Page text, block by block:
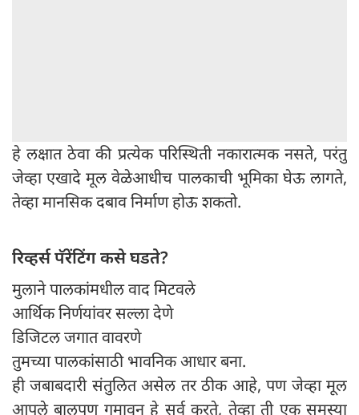
हे लक्षात ठेवा की प्रत्येक परिस्थिती नकारात्मक नसते, परंतु
जेव्हा एखादे मूल वेळेआधीच पालकाची भूमिका घेऊ लागते,
तेव्हा मानसिक दबाव निर्माण होऊ शकतो.
रिव्हर्स पॅरेंटिंग कसे घडते?
मुलाने पालकांमधील वाद मिटवले
आर्थिक निर्णयांवर सल्ला देणे
डिजिटल जगात वावरणे
तुमच्या पालकांसाठी भावनिक आधार बना.
ही जबाबदारी संतुलित असेल तर ठीक आहे, पण जेव्हा मूल
आपले बालपण गमावून हे सर्व करते, तेव्हा ती एक समस्या